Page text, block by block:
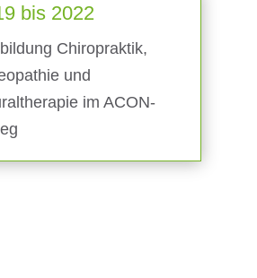
bis 2022
Chiropraktik,
und
im ACON-